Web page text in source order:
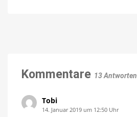
Kommentare 13 Antworten
Tobi
14. Januar 2019 um 12:50 Uhr